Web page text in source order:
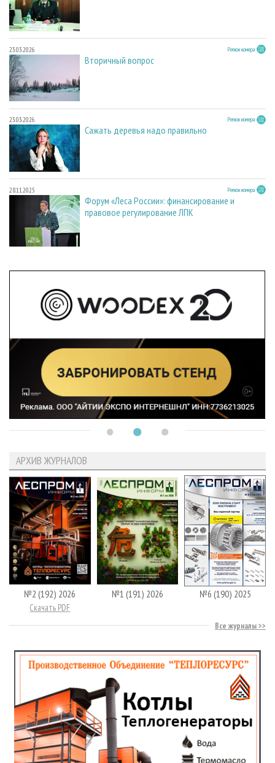
23.03.2026 Регион номера
Вторичный вопрос
23.03.2026 Регион номера
Сажать деревья надо правильно
28.11.2025 Регион номера
Форум «Леса России»: финансирование и
правовое регулирование ЛПК
АРХИВ ЖУРНАЛОВ
№2 (192) 2026
Скачать PDF
№1 (191) 2026 №6 (190) 2025
Все журналы